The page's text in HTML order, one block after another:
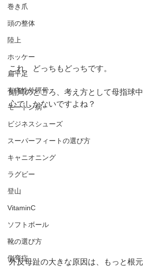
巻き爪
頭の整体
陸上
ホッケー
扁平足
有痛性外脛骨
モートン病
ビジネスシューズ
スーパーフィートの選び方
キャニオニング
ラグビー
登山
VitaminC
ソフトボール
靴の選び方
側弯症
これ、どっちもどっちです。
結局のところ、考え方として母指球中
心でしかないですよね？
外反母趾の大きな原因は、もっと根元